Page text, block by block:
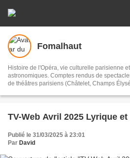
Fomalhaut
Histoire de l'Opéra, vie culturelle parisienne
astronomiques. Comptes rendus de spectacles de l'Opéra National de Paris,
de théâtres parisiens (Châtelet, Champs
Allemagne, Espagne, Angleterre...).
TV-Web Avril 2025 Lyrique
Publié le 31/03/2025 à 23:01
Par David